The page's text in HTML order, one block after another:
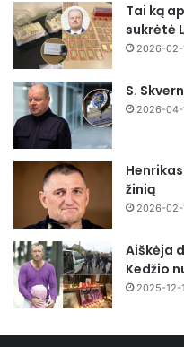
Tai ką
sukrėtė
2026-02-
S.
2026-04-
žinią
2026-02-
Aiškėja
Kedžio
2025-12-